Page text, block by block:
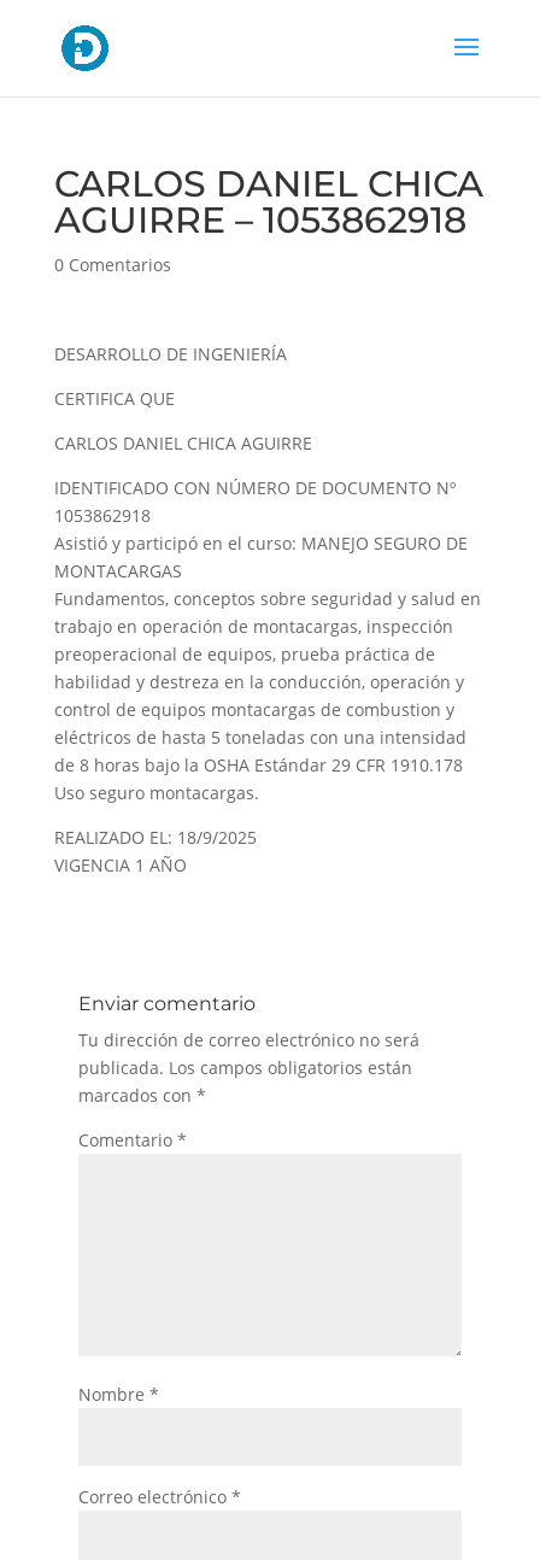
CARLOS DANIEL CHICA
AGUIRRE – 1053862918
0 Comentarios
DESARROLLO DE INGENIERÍA
CERTIFICA QUE
CARLOS DANIEL CHICA AGUIRRE
IDENTIFICADO CON NÚMERO DE DOCUMENTO Nº
1053862918
Asistió y participó en el curso: MANEJO SEGURO DE
MONTACARGAS
Fundamentos, conceptos sobre seguridad y salud en
trabajo en operación de montacargas, inspección
preoperacional de equipos, prueba práctica de
habilidad y destreza en la conducción, operación y
control de equipos montacargas de combustion y
eléctricos de hasta 5 toneladas con una intensidad
de 8 horas bajo la OSHA Estándar 29 CFR 1910.178
Uso seguro montacargas.
REALIZADO EL: 18/9/2025
VIGENCIA 1 AÑO
Enviar comentario
Tu dirección de correo electrónico no será
publicada. Los campos obligatorios están
marcados con *
Comentario *
Nombre *
Correo electrónico *